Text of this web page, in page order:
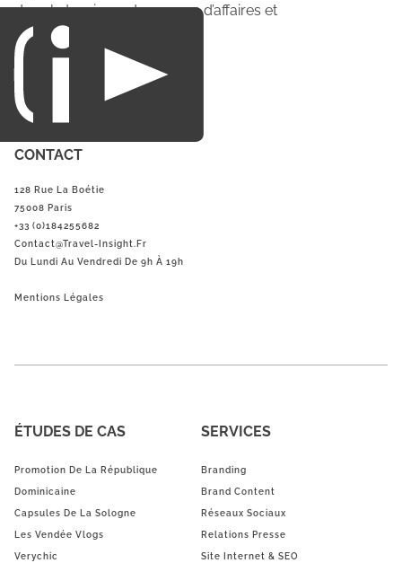
dans le tourisme du voyage d’affaires et
du loisirs.
CONTACT
128 Rue La Boétie
75008 Paris
+33 (0)184255682
Contact@Travel-Insight.fr
Du Lundi Au Vendredi De 9h À 19h
Mentions Légales
ÉTUDES DE CAS
Promotion De La République
Dominicaine
Capsules De La Sologne
Les Vendée Vlogs
Verychic
SERVICES
Branding
Brand Content
Réseaux Sociaux
Relations Presse
Site Internet & SEO